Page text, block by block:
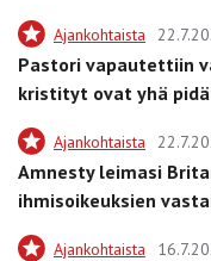
Ajankohtaista
Pastori vapautettiin
kristityt ovat yhä
Ajankohtaista
Amnesty leimasi
ihmisoikeuksien
Ajankohtaista